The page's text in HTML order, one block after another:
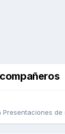
Presentaciones de